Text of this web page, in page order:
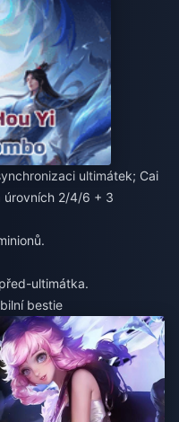
ultimátek; Cai
úrovních 2/4/6 + 3
ultimátka.
bestie